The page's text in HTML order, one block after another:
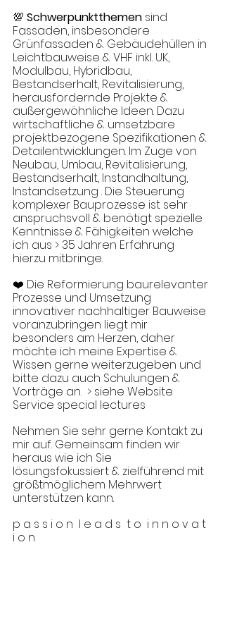
💯 Schwerpunktthemen sind
Fassaden, insbesondere
Grünfassaden & Gebäudehüllen in
Leichtbauweise & VHF inkl. UK,
Modulbau, Hybridbau,
Bestandserhalt, Revitalisierung,
herausfordernde Projekte &
außergewöhnliche Ideen. Dazu
wirtschaftliche & umsetzbare
projektbezogene Spezifikationen &
Detailentwicklungen. Im Zuge von
Neubau, Umbau, Revitalisierung,
Bestandserhalt, Instandhaltung,
Instandsetzung . Die Steuerung
komplexer Bauprozesse ist sehr
anspruchsvoll & benötigt spezielle
Kenntnisse & Fähigkeiten welche
ich aus > 35 Jahren Erfahrung
hierzu mitbringe.
❤️ Die Reformierung baurelevanter
Prozesse und Umsetzung
innovativer nachhaltiger Bauweise
voranzubringen liegt mir
besonders am Herzen, daher
möchte ich meine Expertise &
Wissen gerne weiterzugeben und
bitte dazu auch Schulungen &
Vorträge an.  > siehe Website
Service special lectures
Nehmen Sie sehr gerne Kontakt zu
mir auf. Gemeinsam finden wir
heraus wie ich Sie
lösungsfokussiert & zielführend mit
größtmöglichem Mehrwert
unterstützen kann.
p a s s i o n  l e a d s  t o  i n n o v a t
i o n